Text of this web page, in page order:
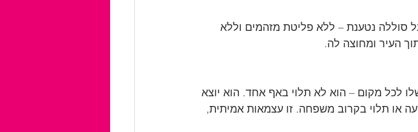
סוללה נטענת – ללא פליטת מזהמים וללא
העיר ומחוצה לה.
לכל מקום – הוא לא תלוי באף אחד. הוא יוצא
או תלוי בקרוב משפחה. זו עצמאות אמיתית,